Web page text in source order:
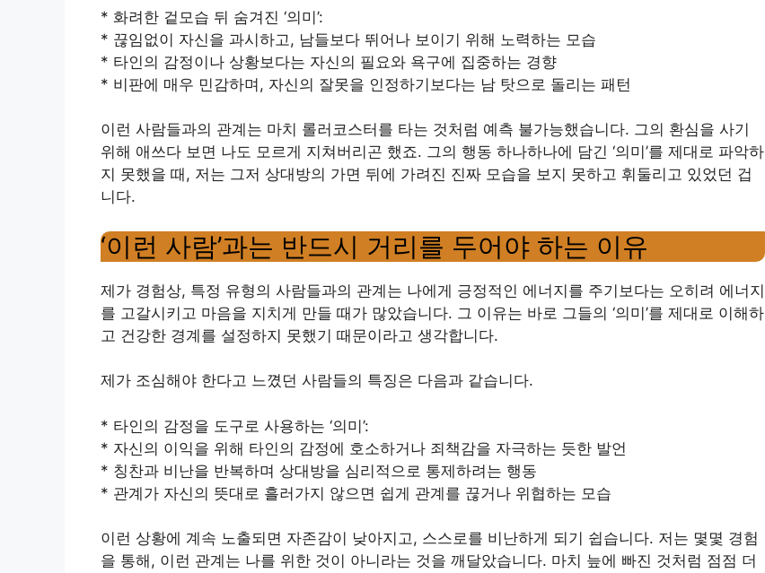
* 화려한 겉모습 뒤 숨겨진 ‘의미’:
* 끊임없이 자신을 과시하고, 남들보다 뛰어나 보이기 위해 노력하는 모습
* 타인의 감정이나 상황보다는 자신의 필요와 욕구에 집중하는 경향
* 비판에 매우 민감하며, 자신의 잘못을 인정하기보다는 남 탓으로 돌리는 패턴
이런 사람들과의 관계는 마치 롤러코스터를 타는 것처럼 예측 불가능했습니다. 그의 환심을 사기
위해 애쓰다 보면 나도 모르게 지쳐버리곤 했죠. 그의 행동 하나하나에 담긴 ‘의미’를 제대로 파악하
지 못했을 때, 저는 그저 상대방의 가면 뒤에 가려진 진짜 모습을 보지 못하고 휘둘리고 있었던 겁
니다.
‘이런 사람’과는 반드시 거리를 두어야 하는 이유
제가 경험상, 특정 유형의 사람들과의 관계는 나에게 긍정적인 에너지를 주기보다는 오히려 에너지
를 고갈시키고 마음을 지치게 만들 때가 많았습니다. 그 이유는 바로 그들의 ‘의미’를 제대로 이해하
고 건강한 경계를 설정하지 못했기 때문이라고 생각합니다.
제가 조심해야 한다고 느꼈던 사람들의 특징은 다음과 같습니다.
* 타인의 감정을 도구로 사용하는 ‘의미’:
* 자신의 이익을 위해 타인의 감정에 호소하거나 죄책감을 자극하는 듯한 발언
* 칭찬과 비난을 반복하며 상대방을 심리적으로 통제하려는 행동
* 관계가 자신의 뜻대로 흘러가지 않으면 쉽게 관계를 끊거나 위협하는 모습
이런 상황에 계속 노출되면 자존감이 낮아지고, 스스로를 비난하게 되기 쉽습니다. 저는 몇몇 경험
을 통해, 이런 관계는 나를 위한 것이 아니라는 것을 깨달았습니다. 마치 늪에 빠진 것처럼 점점 더